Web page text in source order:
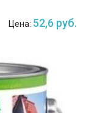
Цена: 52,6 руб.